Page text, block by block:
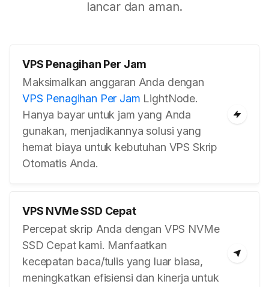
lancar dan aman.
VPS Penagihan Per Jam
Maksimalkan anggaran Anda dengan
VPS Penagihan Per Jam LightNode.
Hanya bayar untuk jam yang Anda
gunakan, menjadikannya solusi yang
hemat biaya untuk kebutuhan VPS Skrip
Otomatis Anda.
VPS NVMe SSD Cepat
Percepat skrip Anda dengan VPS NVMe
SSD Cepat kami. Manfaatkan
kecepatan baca/tulis yang luar biasa,
meningkatkan efisiensi dan kinerja untuk